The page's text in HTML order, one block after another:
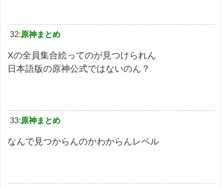
32:原神まとめ
Xの全員集合絵ってのが見つけられん
日本語版の原神公式ではないのん？
33:原神まとめ
なんで見つからんのかわからんレベル